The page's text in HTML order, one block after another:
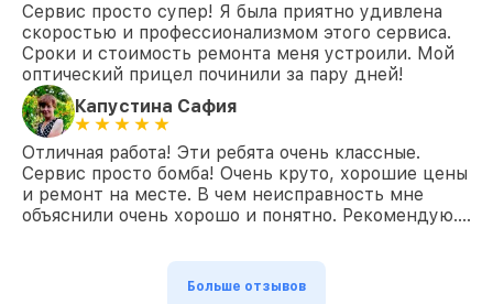
Сервис просто супер! Я была приятно удивлена
скоростью и профессионализмом этого сервиса.
Сроки и стоимость ремонта меня устроили. Мой
оптический прицел починили за пару дней!
Капустина Сафия
Отличная работа! Эти ребята очень классные.
Сервис просто бомба! Очень круто, хорошие цены
и ремонт на месте. В чем неисправность мне
объяснили очень хорошо и понятно. Рекомендую….
Больше отзывов